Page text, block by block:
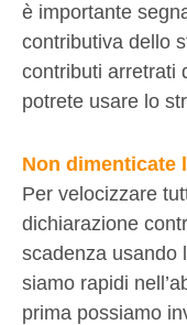
è importante
contributiva dello
contributi arretrati
potrete usare lo
Non dimenticate
Per velocizzare
dichiarazione
scadenza usando
siamo rapidi
prima possiamo